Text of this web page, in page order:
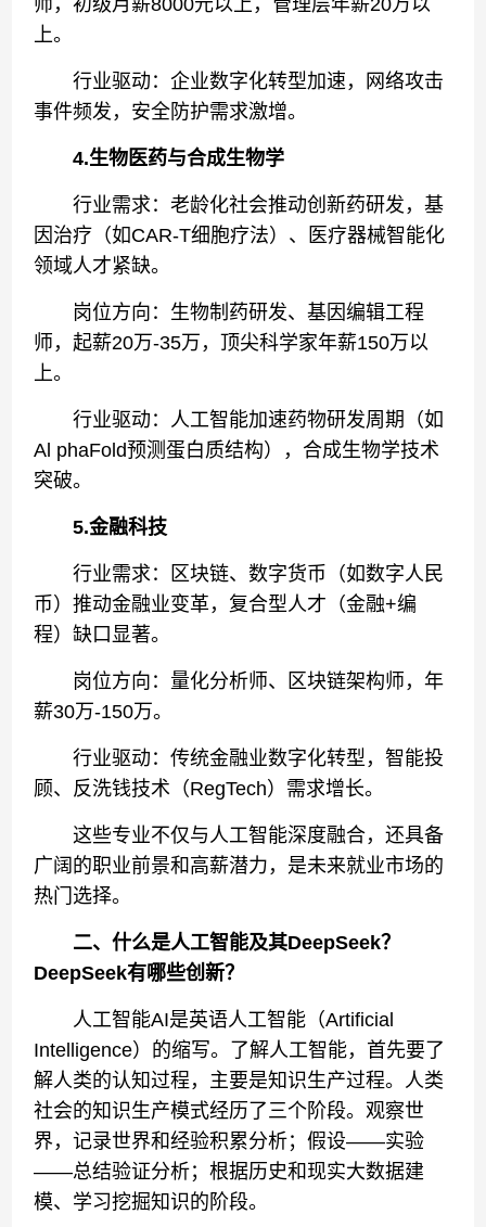
师，初级月薪8000元以上，管理层年薪20万以
上。
行业驱动：企业数字化转型加速，网络攻击
事件频发，安全防护需求激增。
4.生物医药与合成生物学
行业需求：老龄化社会推动创新药研发，基
因治疗（如CAR-T细胞疗法）、医疗器械智能化
领域人才紧缺。
岗位方向：生物制药研发、基因编辑工程
师，起薪20万-35万，顶尖科学家年薪150万以
上。
行业驱动：人工智能加速药物研发周期（如
Al phaFold预测蛋白质结构），合成生物学技术
突破。
5.金融科技
行业需求：区块链、数字货币（如数字人民
币）推动金融业变革，复合型人才（金融+编
程）缺口显著。
岗位方向：量化分析师、区块链架构师，年
薪30万-150万。
行业驱动：传统金融业数字化转型，智能投
顾、反洗钱技术（RegTech）需求增长。
这些专业不仅与人工智能深度融合，还具备
广阔的职业前景和高薪潜力，是未来就业市场的
热门选择。
二、什么是人工智能及其DeepSeek？
DeepSeek有哪些创新？
人工智能AI是英语人工智能（Artificial
Intelligence）的缩写。了解人工智能，首先要了
解人类的认知过程，主要是知识生产过程。人类
社会的知识生产模式经历了三个阶段。观察世
界，记录世界和经验积累分析；假设——实验
——总结验证分析；根据历史和现实大数据建
模、学习挖掘知识的阶段。